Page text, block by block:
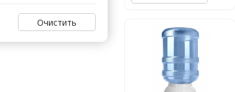
Таблетки кофе (кофе в чалдах)
Очистить